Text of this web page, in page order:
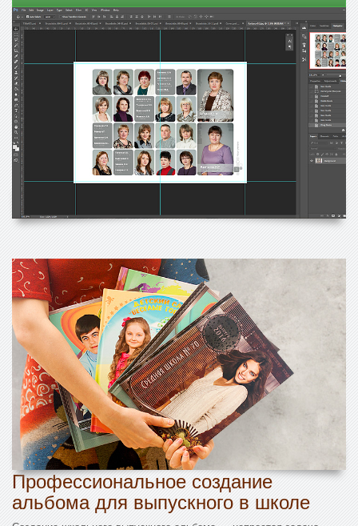
Профессиональное создание
альбома для выпускного в школе